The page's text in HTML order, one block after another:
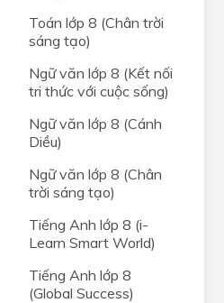
Toán lớp 8 (Chân trời
sáng tạo)
Ngữ văn lớp 8 (Kết nối
tri thức với cuộc sống)
Ngữ văn lớp 8 (Cánh
Diều)
Ngữ văn lớp 8 (Chân
trời sáng tạo)
Tiếng Anh lớp 8 (i-
Learn Smart World)
Tiếng Anh lớp 8
(Global Success)